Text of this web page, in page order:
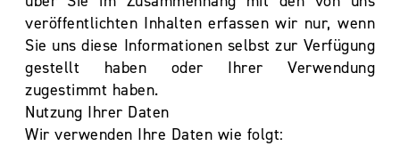
veröffentlichten Inhalten erfassen wir nur, wenn
Sie uns diese Informationen selbst zur Verfügung
gestellt haben oder Ihrer Verwendung
zugestimmt haben.
Nutzung Ihrer Daten
Wir verwenden Ihre Daten wie folgt: